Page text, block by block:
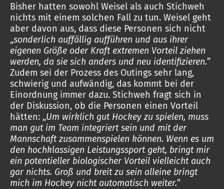
Bisher hatten sowohl Weisel als auch Stichweh
nichts mit einem solchen Fall zu tun. Weisel geht
aber davon aus, dass diese Personen sich nicht
„sonderlich auffällig aufführen und aus ihrer
eigenen Größe oder Kraft extremen Vorteil ziehen
werden, da sie sich anders und neu identifizieren.”
Zudem sei der Prozess des Outings sehr lang,
schwierig und aufwändig, das kommt bei der
Einordnung immer dazu. Stichweh fragt sich in
der Diskussion, ob die Personen einen Vorteil
hätten: „Um wirklich gut Hockey zu spielen, muss
man gut im Team integriert sein und mit der
Mannschaft zusammenspielen können. Wenn es um
den hochklassigen Leistungssport geht, bringt mir
ein potentieller biologischer Vorteil vielleicht auch
gar nichts. Groß und breit zu sein alleine bringt
mich im Hockey nicht automatisch weiter.”